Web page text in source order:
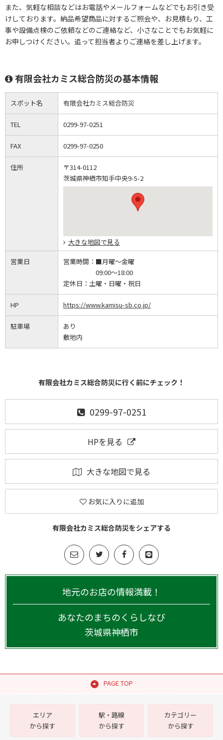
また、気軽な相談などはお電話やメールフォームなどでもお引き受
けしております。納品希望商品に対するご照会や、お見積もり、工
事や設備点検のご依頼などのご連絡など、小さなことでもお気軽に
お申しつけください。追って担当者よりご連絡を差し上げます。
有限会社カミス総合防災の基本情報
スポット名 有限会社カミス総合防災
TEL 0299-97-0251
FAX 0299-97-0250
住所
〒314-0112
茨城県神栖市知手中央9-5-2
大きな地図で見る
営業日 営業時間： ■月曜～金曜
09:00～18:00
定休日： 土曜・日曜・祝日
HP https://www.kamisu-sb.co.jp/
駐車場
あり
敷地内
有限会社カミス総合防災に行く前にチェック！
0299-97-0251
HPを見る
大きな地図で見る
お気に入りに追加
有限会社カミス総合防災をシェアする
地元のお店の情報満載！
あなたのまちのくらしなび
茨城県神栖市
PAGE TOP
エリア
から探す
駅・路線
から探す
カテゴリー
から探す